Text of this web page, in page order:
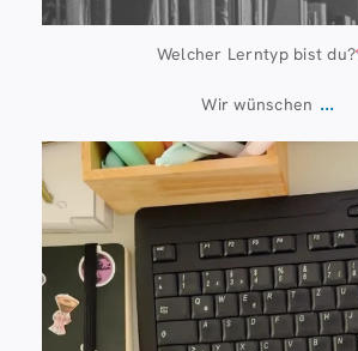
Welcher Lerntyp bist du?
Wir wünschen ...
Juli 13
61